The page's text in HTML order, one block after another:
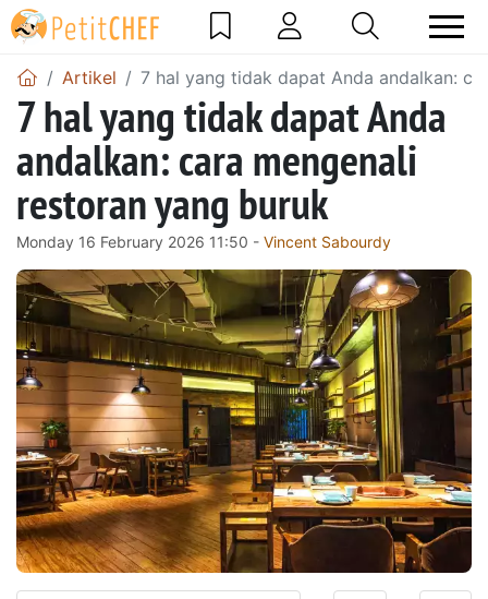
Artikel 7 hal yang tidak dapat Anda andalkan:
7 hal yang tidak dapat Anda
andalkan: cara mengenali
restoran yang buruk
Monday 16 February 2026 11:50 - Vincent Sabourdy